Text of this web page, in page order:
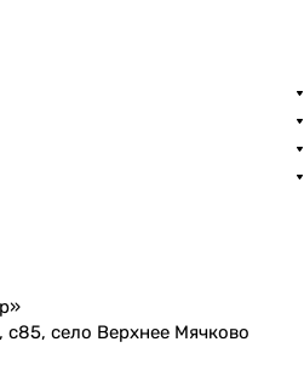
с85, село Верхнее Мячково